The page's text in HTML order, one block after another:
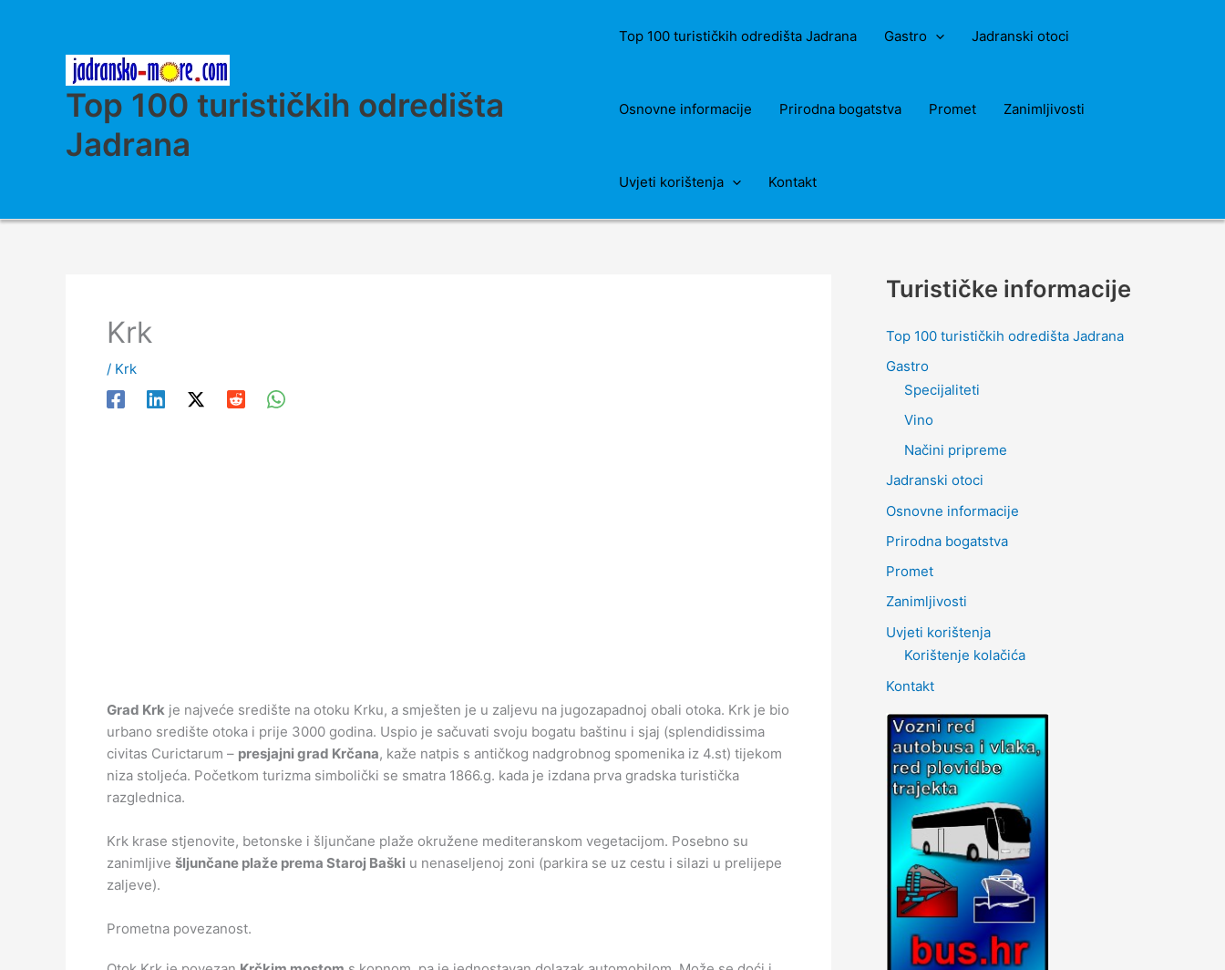
Top 100 turističkih odredišta
Jadrana
Top 100 turističkih odredišta Jadrana Gastro Jadranski otoci
Osnovne informacije Prirodna bogatstva Promet Zanimljivosti
Uvjeti korištenja Kontakt
Krk
/ Krk
Grad Krk je najveće središte na otoku Krku, a smješten je u zaljevu na jugozapadnoj obali otoka. Krk je bio
urbano središte otoka i prije 3000 godina. Uspio je sačuvati svoju bogatu baštinu i sjaj (splendidissima
civitas Curictarum – presjajni grad Krčana, kaže natpis s antičkog nadgrobnog spomenika iz 4.st) tijekom
niza stoljeća. Početkom turizma simbolički se smatra 1866.g. kada je izdana prva gradska turistička
razglednica.
Krk krase stjenovite, betonske i šljunčane plaže okružene mediteranskom vegetacijom. Posebno su
zanimljive šljunčane plaže prema Staroj Baški u nenaseljenoj zoni (parkira se uz cestu i silazi u prelijepe
zaljeve).
Prometna povezanost.
Turističke informacije
Top 100 turističkih odredišta Jadrana
Gastro
Specijaliteti
Vino
Načini pripreme
Jadranski otoci
Osnovne informacije
Prirodna bogatstva
Promet
Zanimljivosti
Uvjeti korištenja
Korištenje kolačića
Kontakt